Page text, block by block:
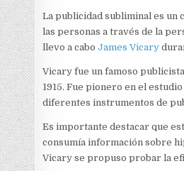
La publicidad subliminal es un
las personas a través de la
llevo a caboJames Vicary
Vicary fue un famoso
1915. Fue pionero en el
diferentes instrumentos de
Es importante destacar que
consumía información sobre
Vicary se propuso probar la